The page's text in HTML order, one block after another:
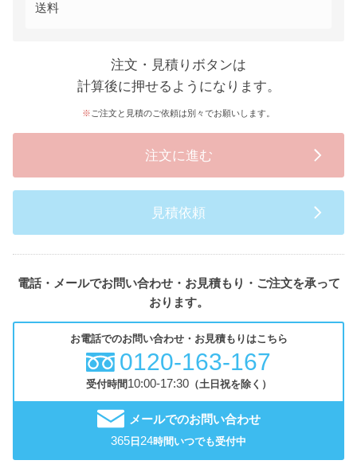
送料
注文・見積りボタンは
計算後に押せるようになります。
ご注文と見積のご依頼は別々でお願いします。
注文に進む
見積依頼
電話・メールでお問い合わせ・お見積もり・ご注文を承って
おります。
お電話でのお問い合わせ・お見積もりはこちら
0120-163-167
受付時間10:00-17:30（土日祝を除く）
メールでのお問い合わせ
365 日 24時間いつでも受付中